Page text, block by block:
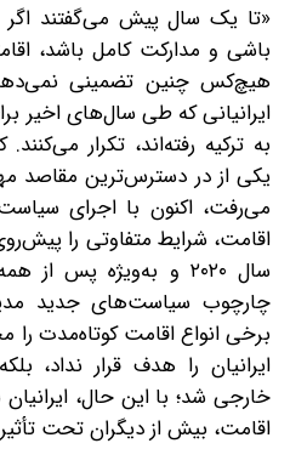
«تا یک سال پیش می‌گفتند اگر
باشی و مدارکت کامل باشد،
هیچ‌کس چنین تضمینی
ایرانیانی که طی سال‌های اخیر
به ترکیه رفته‌اند، تکرار
یکی از در دسترس‌ترین مقاصد
می‌رفت، اکنون با اجرای
اقامت، شرایط متفاوتی را
سال ۲۰۲۰ و به‌ویژه پس
چارچوب سیاست‌های جدید
برخی انواع اقامت کوتاه‌مدت را
ایرانیان را هدف قرار نداد،
خارجی شد؛ با این حال،
اقامت، بیش از دیگران تحت